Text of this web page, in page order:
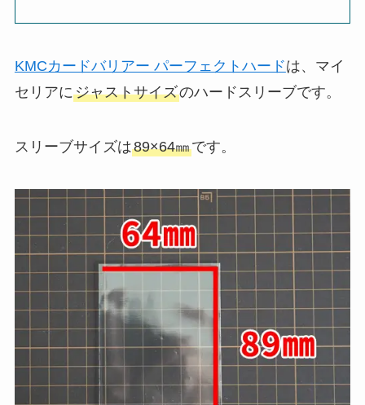
KMCカードバリアー パーフェクトハードは、マイ
セリアにジャストサイズのハードスリーブです。
スリーブサイズは89×64㎜です。